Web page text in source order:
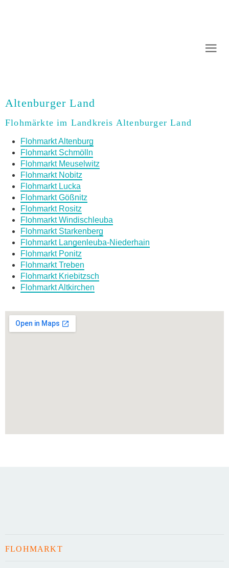
Altenburger Land
Flohmärkte im Landkreis Altenburger Land
Flohmarkt Altenburg
Flohmarkt Schmölln
Flohmarkt Meuselwitz
Flohmarkt Nobitz
Flohmarkt Lucka
Flohmarkt Gößnitz
Flohmarkt Rositz
Flohmarkt Windischleuba
Flohmarkt Starkenberg
Flohmarkt Langenleuba-Niederhain
Flohmarkt Ponitz
Flohmarkt Treben
Flohmarkt Kriebitzsch
Flohmarkt Altkirchen
FLOHMARKT